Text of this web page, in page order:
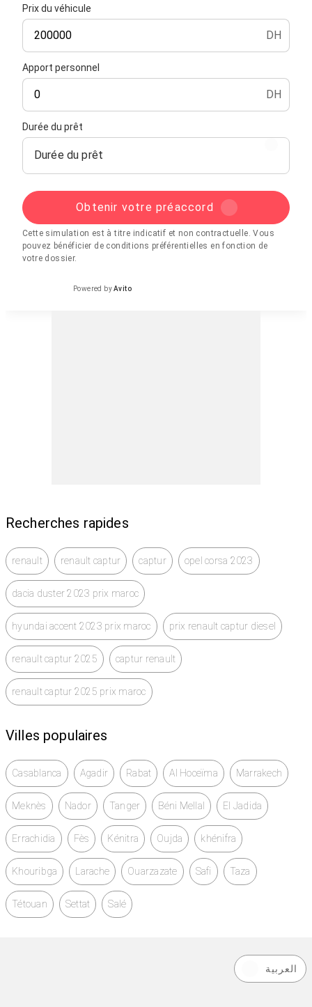
Prix du véhicule
DH
Apport personnel
DH
Durée du prêt
Durée du prêt
Obtenir votre préaccord
Cette simulation est à titre indicatif et non contractuelle. Vous
pouvez bénéficier de conditions préférentielles en fonction de
votre dossier.
Powered byAvito
Recherches rapides
renault renault captur captur opel corsa 2023
dacia duster 2023 prix maroc
hyundai accent 2023 prix maroc prix renault captur diesel
renault captur 2025 captur renault
renault captur 2025 prix maroc
Villes populaires
Casablanca Agadir Rabat Al Hoceïma Marrakech
Meknès Nador Tanger Béni Mellal El Jadida
Errachidia Fès Kénitra Oujda khénifra
Khouribga Larache Ouarzazate Safi Taza
Tétouan Settat Salé
العربية